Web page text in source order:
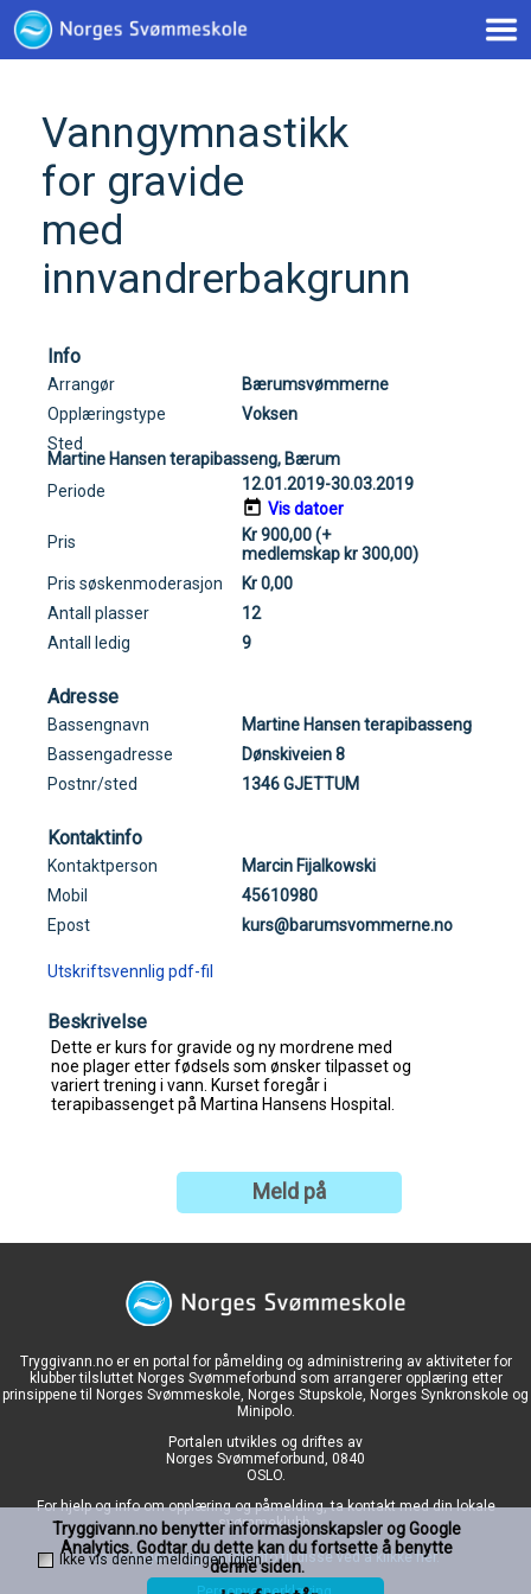
Vanngymnastikk
for gravide
med
innvandrerbakgrunn
Info
Arrangør
Bærumsvømmerne
Opplæringstype
Voksen
Sted
Martine Hansen terapibasseng, Bærum
Periode
12.01.2019-30.03.2019
Vis datoer
Pris
Kr 900,00 (+
medlemskap kr 300,00)
Pris søskenmoderasjon
Kr 0,00
Antall plasser
12
Antall ledig
9
Adresse
Bassengnavn
Martine Hansen terapibasseng
Bassengadresse
Dønskiveien 8
Postnr/sted
1346 GJETTUM
Kontaktinfo
Kontaktperson
Marcin Fijalkowski
Mobil
45610980
Epost
kurs@barumsvommerne.no
Utskriftsvennlig pdf-fil
Beskrivelse
Meld på
Tryggivann.no er en portal for påmelding og administrering av aktiviteter for
klubber tilsluttet Norges Svømmeforbund som arrangerer opplæring etter
prinsippene til Norges Svømmeskole, Norges Stupskole, Norges Synkronskole og
Minipolo.
Portalen utvikles og driftes av
Norges Svømmeforbund, 0840
OSLO.
For hjelp og info om opplæring og påmelding, ta kontakt med din lokale
svømmeklubb.
Se arrangører og kontaktinfo til disse ved å klikke her.
Tryggivann.no benytter informasjonskapsler og Google
Analytics. Godtar du dette kan du fortsette å benytte
denne siden.
Ikke vis denne meldingen igjen.